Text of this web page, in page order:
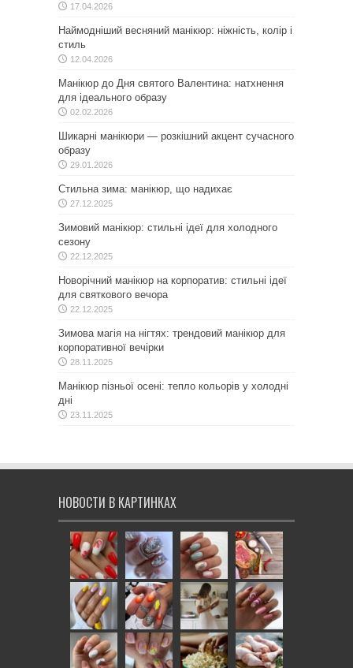
17.04.2026
Наймодніший весняний манікюр: ніжність, колір і
стиль
12.04.2026
Манікюр до Дня святого Валентина: натхнення
для ідеального образу
02.02.2026
Шикарні манікюри — розкішний акцент сучасного
образу
29.01.2026
Стильна зима: манікюр, що надихає
27.12.2025
Зимовий манікюр: стильні ідеї для холодного
сезону
22.12.2025
Новорічний манікюр на корпоратив: стильні ідеї
для святкового вечора
22.12.2025
Зимова магія на нігтях: трендовий манікюр для
корпоративної вечірки
28.11.2025
Манікюр пізньої осені: тепло кольорів у холодні
дні
23.11.2025
НОВОСТИ В КАРТИНКАХ